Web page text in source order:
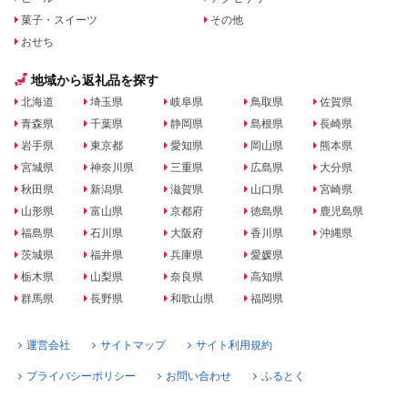
菓子・スイーツ
おせち
その他
地域から返礼品を探す
北海道
青森県
岩手県
宮城県
秋田県
山形県
福島県
茨城県
栃木県
群馬県
埼玉県
千葉県
東京都
神奈川県
新潟県
富山県
石川県
福井県
山梨県
長野県
岐阜県
静岡県
愛知県
三重県
滋賀県
京都府
大阪府
兵庫県
奈良県
和歌山県
鳥取県
島根県
岡山県
広島県
山口県
徳島県
香川県
愛媛県
高知県
福岡県
佐賀県
長崎県
熊本県
大分県
宮崎県
鹿児島県
沖縄県
運営会社 サイトマップ サイト利用規約
プライバシーポリシー お問い合わせ ふるとく